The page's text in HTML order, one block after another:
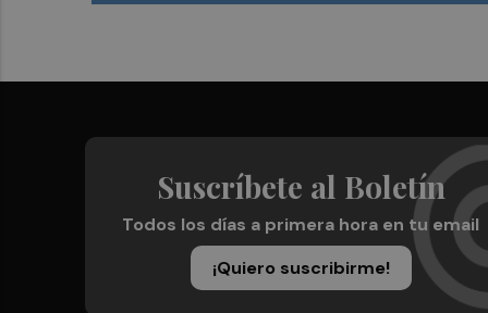
Suscríbete al Boletín
Todos los días a primera hora en tu email
¡Quiero suscribirme!